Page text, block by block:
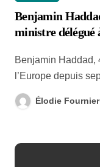
Benjamin
ministre délégué
Benjamin Haddad, 40 ans, ministre délégué chargé de
l’Europe depuis
Élodie Fournier